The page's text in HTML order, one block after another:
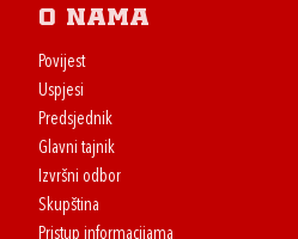
O nama
Povijest
Uspjesi
Predsjednik
Glavni tajnik
Izvršni odbor
Skupština
Pristup informacijama